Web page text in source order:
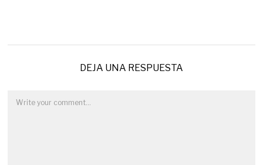
DEJA UNA RESPUESTA